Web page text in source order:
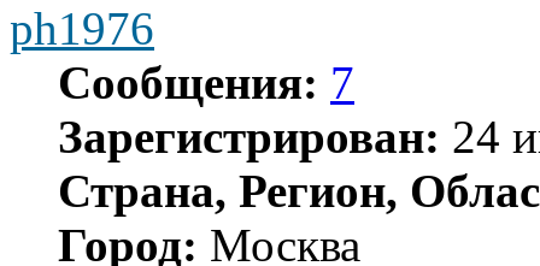
ph1976
Сообщения: 7
Зарегистрирован: 24
Страна, Регион,
Город: Москва